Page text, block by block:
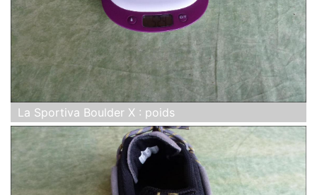
La Sportiva Boulder X : poids